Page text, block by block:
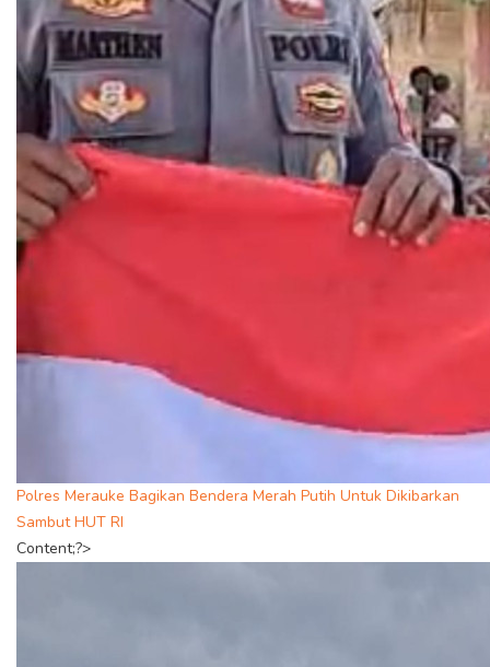
Polres Merauke Bagikan Bendera Merah Putih Untuk Dikibarkan
Sambut HUT RI
Content;?>